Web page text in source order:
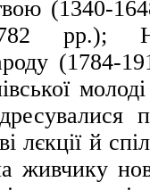
(1340-
рр.);
(1784-
лєкції й
живчику